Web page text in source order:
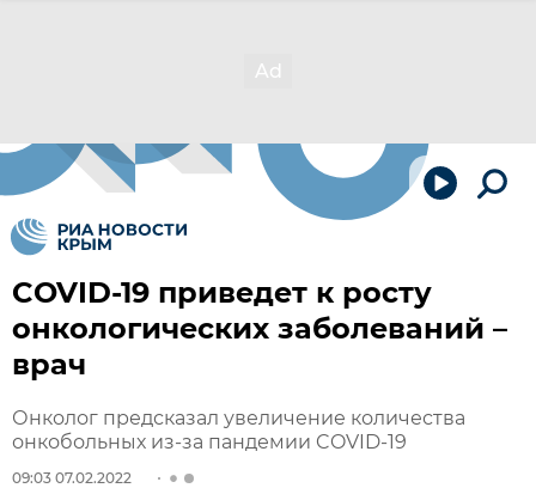
COVID-19 приведет к росту
онкологических заболеваний –
врач
Онколог предсказал увеличение количества
онкобольных из-за пандемии COVID-19
09:03 07.02.2022